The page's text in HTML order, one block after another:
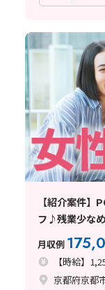
【紹介案件
フ♪残業少な
ル・アクセサ
月収例
【時給】
京都府京都